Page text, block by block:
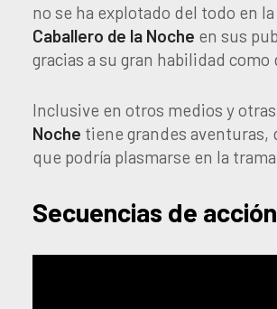
no se ha explotado del todo en
Caballero de la Noche en sus
gracias a su gran habilidad
Inclusive en otros medios y
Noche tiene grandes aventuras,
que podría plasmarse en la
Secuencias de